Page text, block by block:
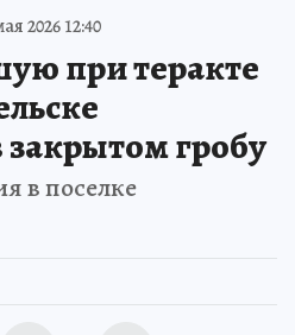
2026 12:40
при теракте
гробу
в поселке